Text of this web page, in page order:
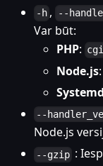
-h , --
Var būt:
PHP: cgi
Node.js:
Systemd
--
Node.js
--gzip :